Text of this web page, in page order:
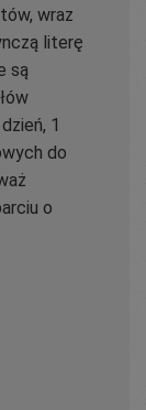
wraz
literę
są
1
do
o